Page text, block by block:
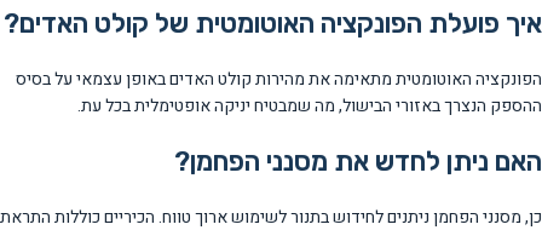
איך פועלת הפונקציה האוטומטית של קולט האדים?
הפונקציה האוטומטית מתאימה את מהירות קולט האדים באופן עצמאי על בסיס
ההספק הנצרך באזורי הבישול, מה שמבטיח יניקה אופטימלית בכל עת.
האם ניתן לחדש את מסנני הפחמן?
כן, מסנני הפחמן ניתנים לחידוש בתנור לשימוש ארוך טווח. הכיריים כוללות התראת